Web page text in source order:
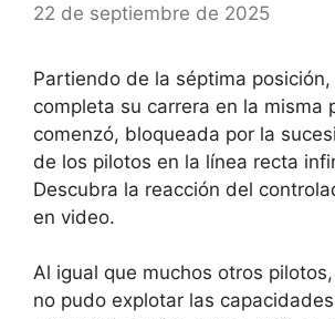
22 de septiembre de 2025
Partiendo de la séptima
completa su carrera en la misma
comenzó, bloqueada por la
de los pilotos en la línea recta
Descubra la reacción del
en video.
Al igual que muchos otros
no pudo explotar las